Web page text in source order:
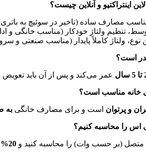
اینتراکتیو و آنلاین چیست؟
مناسب مصارف ساده (تاخیر در سوئیچ به
تنظیم ولتاژ خودکار (مناسب خانگی و
نوع، ولتاژ کاملاً پایدار (مناسب صنعتی و
است؟
عمر می‌کند و پس از آن باید
خانه مناسب است؟
و پرتوان است و برای مصارف خانگی به
اس را محاسبه کنیم؟
متصل (بر حسب وات) را محاسبه کنید و 20% بیشتر